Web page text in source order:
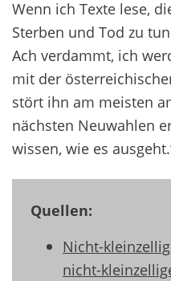
Wenn ich Texte lese,
Sterben und Tod zu
Ach verdammt, ich
mit der
stört ihn am meisten
nächsten Neuwahlen
wissen, wie es
Quellen:
Nicht-
nicht-